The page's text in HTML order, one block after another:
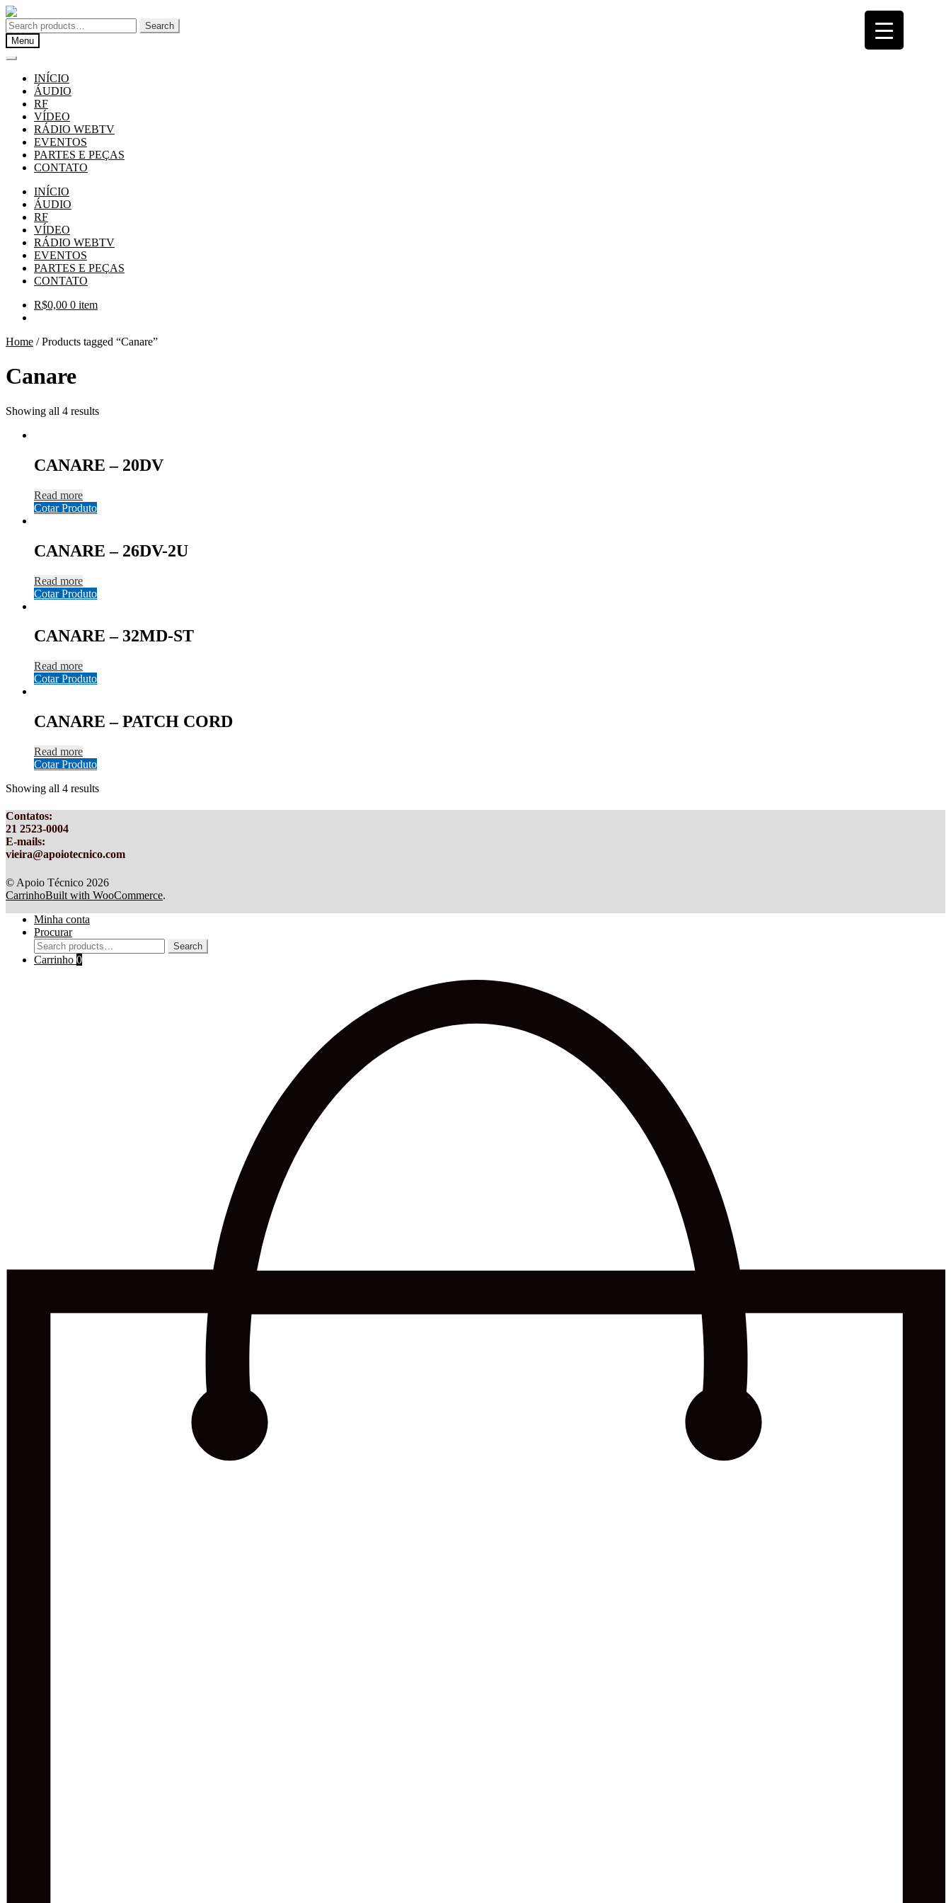
Pular
para
navegação
Pular
para
o
conteúdo
Search
for:
Search
Menu
INÍCIO
ÁUDIO
RF
VÍDEO
RÁDIO WEBTV
EVENTOS
PARTES E PEÇAS
CONTATO
INÍCIO
ÁUDIO
RF
VÍDEO
RÁDIO WEBTV
EVENTOS
PARTES E PEÇAS
CONTATO
R$0,00 0 item
Home /Products tagged “Canare”
Canare
Showing all 4 results
CANARE – 20DV
Read more
Cotar Produto
CANARE – 26DV-2U
Read more
Cotar Produto
CANARE – 32MD-ST
Read more
Cotar Produto
CANARE – PATCH CORD
Read more
Cotar Produto
Showing all 4 results
Contatos:
21 2523-0004
E-mails:
vieira@apoiotecnico.com
© Apoio Técnico 2026
CarrinhoBuilt with WooCommerce.
Minha conta
Procurar
Search
for:
Search
Carrinho 0